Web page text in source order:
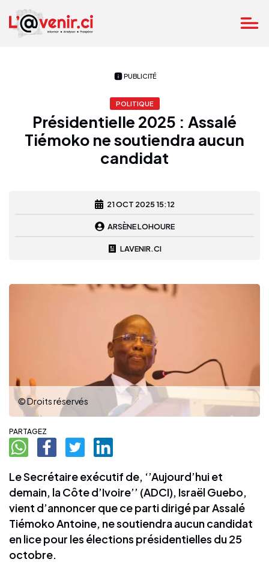
PUBLICITÉ
POLITIQUE
Présidentielle 2025 : Assalé
Tiémoko ne soutiendra aucun
candidat
21 OCT 2025 15:12
ARSÈNE LOHOURE
LAVENIR.CI
© Droits réservés
PARTAGEZ
Le Secrétaire exécutif de, ‘’Aujourd’hui et
demain, la Côte d’Ivoire’’ (ADCI), Israël Guebo,
vient d’annoncer que ce parti dirigé par Assalé
Tiémoko Antoine, ne soutiendra aucun candidat
en lice pour les élections présidentielles du 25
octobre.